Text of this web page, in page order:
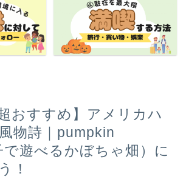
おすすめ】アメリカハ
物詩｜pumpkin
遊べるかぼちゃ畑）に
！